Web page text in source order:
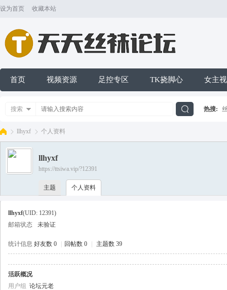
设为首页 收藏本站
首页 视频资源 足控专区 TK挠脚心 女主
搜索 热搜:
›
llhyxf
›
个人资料
llhyxf
https://ttsiwa.vip/?12391
主题 个人资料
llhyxf(UID: 12391)
邮箱状态
未验证
统计信息 好友数 0 回帖数 0 主题数 39
活跃概况
用户组 论坛元老